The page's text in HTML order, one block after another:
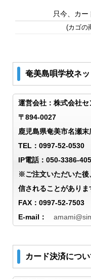
只今、カー
(カゴの
奄美島唄学校ネ
運営会社：株式会社
〒894-0027
鹿児島県奄美市名瀬
TEL：0997-52-0530
IP電話：050-3386-
※ご注文いただいた後
信されることがありま
FAX：0997-52-7503
E-mail：
カード決済につ